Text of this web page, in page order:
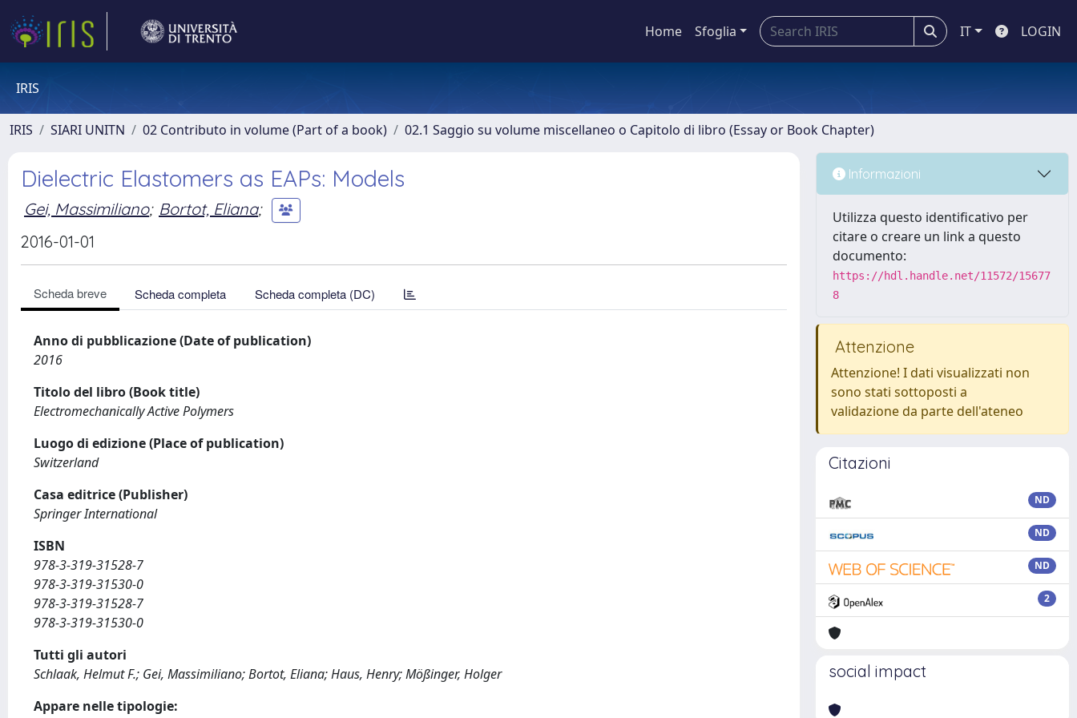
Home Sfoglia IT LOGIN
IRIS
IRIS SIARI UNITN 02 Contributo in volume (Part of a book) 02.1 Saggio su volume miscellaneo o Capitolo di libro (Essay or Book Chapter)
Dielectric Elastomers as EAPs: Models
Gei, Massimiliano; Bortot, Eliana;
2016-01-01
Scheda breve Scheda completa Scheda completa (DC)
Anno di pubblicazione (Date of publication)
2016
Titolo del libro (Book title)
Electromechanically Active Polymers
Luogo di edizione (Place of publication)
Switzerland
Casa editrice (Publisher)
Springer International
ISBN
978-3-319-31528-7
978-3-319-31530-0
978-3-319-31528-7
978-3-319-31530-0
Tutti gli autori
Schlaak, Helmut F.; Gei, Massimiliano; Bortot, Eliana; Haus, Henry; Mößinger, Holger
Appare nelle tipologie:
Informazioni
Utilizza questo identificativo per
citare o creare un link a questo
documento:
https://hdl.handle.net/11572/15677
8
Attenzione
Attenzione! I dati visualizzati non
sono stati sottoposti a
validazione da parte dell'ateneo
Citazioni
ND
ND
ND
2
social impact